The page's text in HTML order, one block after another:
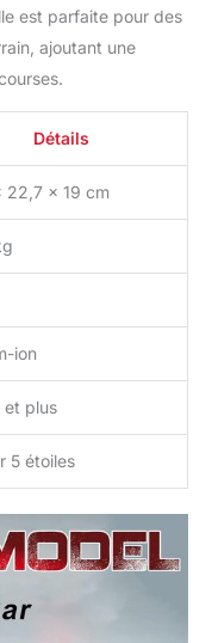
est parfaite pour des
ajoutant une
Détails
22,7 x 19 cm
ion
et plus
5 étoiles